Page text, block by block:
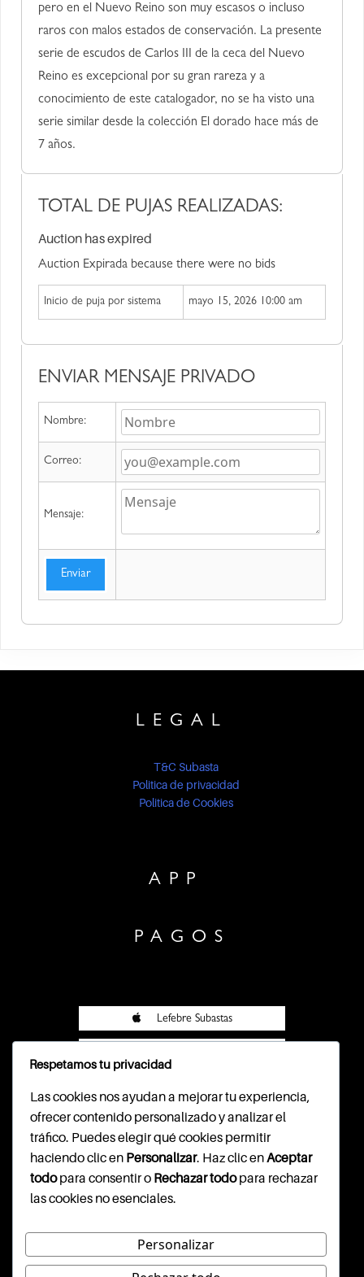
pero en el Nuevo Reino son muy escasos o incluso
raros con malos estados de conservación. La presente
serie de escudos de Carlos III de la ceca del Nuevo
Reino es excepcional por su gran rareza y a
conocimiento de este catalogador, no se ha visto una
serie similar desde la colección El dorado hace más de
7 años.
TOTAL DE PUJAS REALIZADAS:
Auction has expired
Auction Expirada because there were no bids
Inicio de puja por sistema mayo 15, 2026 10:00 am
ENVIAR MENSAJE PRIVADO
Nombre:
Correo:
Mensaje:
Enviar
LEGAL
T&C Subasta
Politica de privacidad
Politica de Cookies
APP
PAGOS
Lefebre Subastas
CONTACTO
Cl. 79b #7-59, segundo piso
(+57) 601 - 390 - 2344
Respetamos tu privacidad
Las cookies nos ayudan a mejorar tu experiencia,
ofrecer contenido personalizado y analizar el
tráfico. Puedes elegir qué cookies permitir
haciendo clic en Personalizar. Haz clic enAceptar
todopara consentir o Rechazar todopara rechazar
las cookies no esenciales.
Personalizar